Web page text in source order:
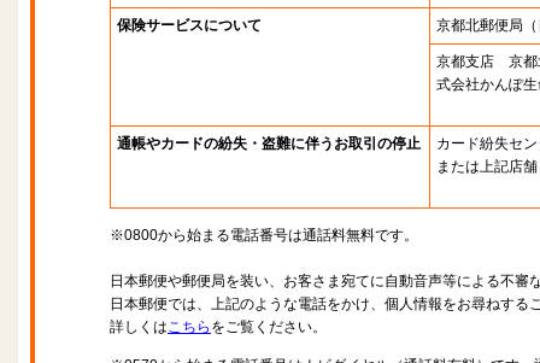
保険サービスについて 京都北郵便局
京都支店 京都
式会社かんぽ
通帳やカードの紛失・盗難に伴うお取引の停止
カード紛失セ
または上記店舗
※0800から始まる電話番号は通話料無料です。
日本郵便や郵便局を装い、お客さま宛てに自動音声等による不審
日本郵便では、上記のような電話をかけ、個人情報をお尋ねする
詳しくはこちら をご覧ください。